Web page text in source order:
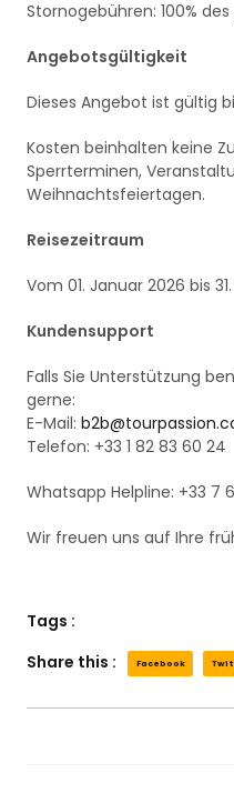
Stornogebühren: 100%
Angebotsgültigkeit
Dieses Angebot ist gültig
Kosten beinhalten keine
Sperrterminen,
Weihnachtsfeiertagen.
Reisezeitraum
Vom 01. Januar 2026 bis
Kundensupport
Falls Sie Unterstützung
gerne:
E-Mail:
Telefon: +33 1 82 83 60 24
Whatsapp Helpline: +33 7
Wir freuen uns auf Ihre
Tags :
Share this :
Facebook